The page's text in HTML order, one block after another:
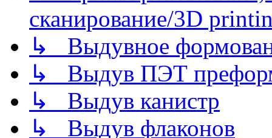
сканирование/3D
↳ Выдувное
↳ Выдув ПЭТ
↳ Выдув канистр
↳ Выдув флаконов